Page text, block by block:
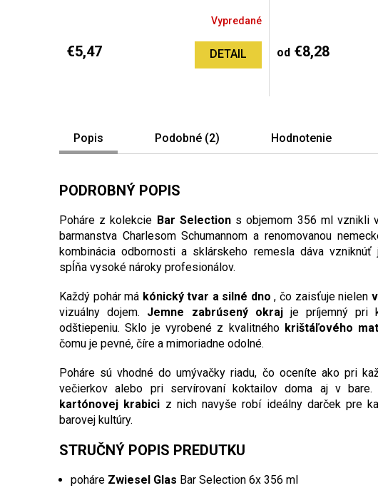
Vypredané
€5,47 DETAIL od€8,28
Popis Podobné (2) Hodnotenie
PODROBNÝ POPIS
Poháre z kolekcie Bar Selections objemom 356 ml vznikli
barmanstva Charlesom Schumannom a renomovanou
kombinácia odbornosti a sklárskeho remesla dáva vzniknúť
spĺňa vysoké nároky profesionálov.
Každý pohár má kónický tvar a silné dno , čo zaisťuje nielen
vizuálny dojem. Jemne zabrúsený okrajje príjemný pri
odštiepeniu. Sklo je vyrobené z kvalitného krištáľového
čomu je pevné, číre a mimoriadne odolné.
Poháre sú vhodné do umývačky riadu, čo oceníte ako pri
večierkov alebo pri servírovaní koktailov doma aj v bare.
kartónovej krabici z nich navyše robí ideálny darček pre
barovej kultúry.
STRUČNÝ POPIS PREDUTKU
poháre Zwiesel Glas Bar Selection 6x 356 ml